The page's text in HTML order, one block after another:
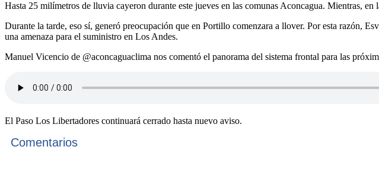
Hasta 25 milímetros de lluvia cayeron durante este jueves en las comunas Aconcagua. Mientras,
Durante la tarde, eso sí, generó preocupación que en Portillo comenzara a llover. Por esta razón,
una amenaza para el suministro en Los Andes.
Manuel Vicencio de @aconcaguaclima nos comentó el panorama del sistema frontal para las
El Paso Los Libertadores continuará cerrado hasta nuevo aviso.
Comentarios